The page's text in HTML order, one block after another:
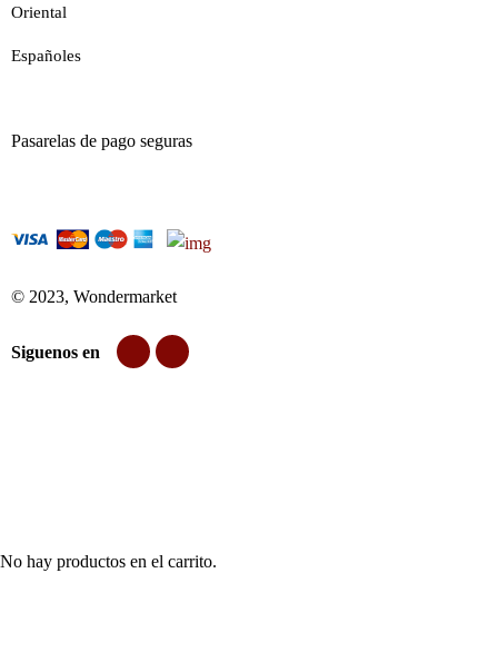
Oriental
Españoles
Pasarelas de pago seguras
© 2023, Wondermarket
Siguenos en
No hay productos en el carrito.